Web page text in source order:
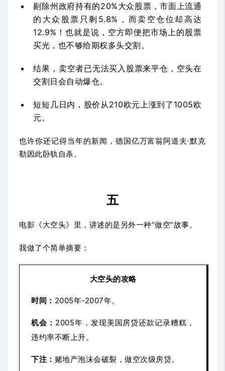
剔除州政府持有的20%大众股票，市面上流通
的大众股票只剩5.8%，而卖空仓位却高达
12.9%！也就是说，空方即便把市场上的股票
买光，也不够给期权多头交割。
结果，卖空者已无法买入股票来平仓，空头在
交割日会自动爆仓。
短短几日内，股价从210欧元上涨到了1005欧
元。
也许你还记得当年的新闻，德国亿万富翁阿道夫·默克
勒因此卧轨自杀。
五
电影《大空头》里，讲述的是另外一种“做空”故事。
我做了个简单摘要：
大空头的攻略
时间： 2005年-2007年。
机会： 2005年，发现美国房贷还款记录糟糕，
违约率不断上升。
下注： 赌地产泡沫会破裂，做空次级房贷。